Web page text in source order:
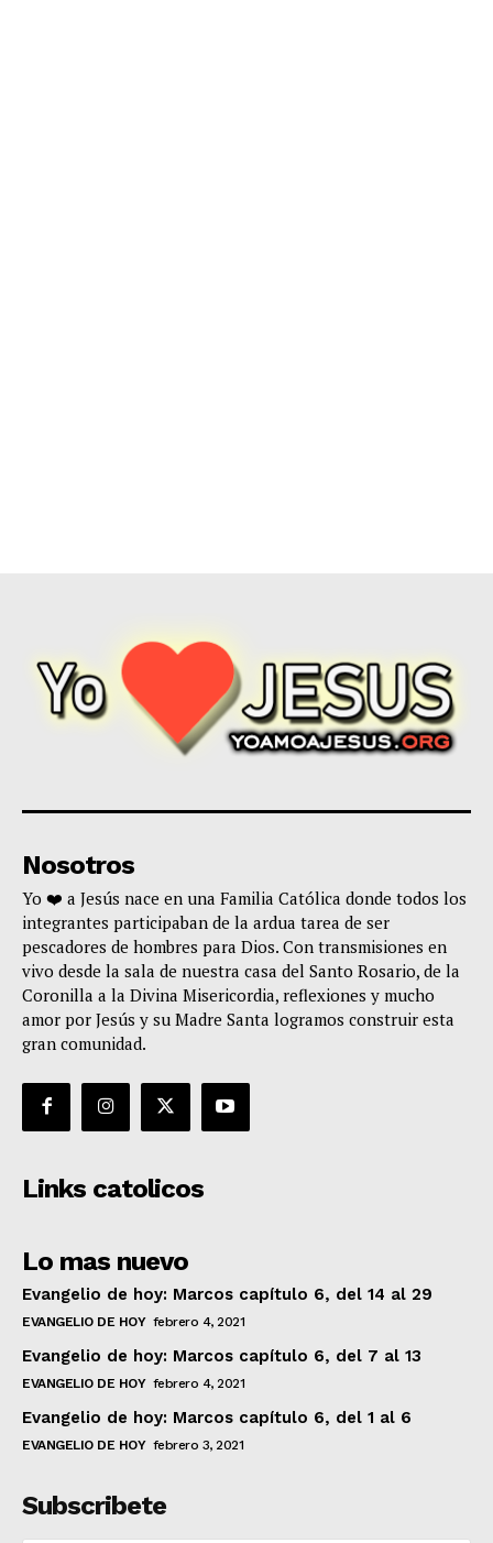
Nosotros
Yo ❤️ a Jesús nace en una Familia Católica donde todos los
integrantes participaban de la ardua tarea de ser
pescadores de hombres para Dios. Con transmisiones en
vivo desde la sala de nuestra casa del Santo Rosario, de la
Coronilla a la Divina Misericordia, reflexiones y mucho
amor por Jesús y su Madre Santa logramos construir esta
gran comunidad.
Links catolicos
Lo mas nuevo
Evangelio de hoy: Marcos capítulo 6, del 14 al 29
EVANGELIO DE HOY febrero 4, 2021
Evangelio de hoy: Marcos capítulo 6, del 7 al 13
EVANGELIO DE HOY febrero 4, 2021
Evangelio de hoy: Marcos capítulo 6, del 1 al 6
EVANGELIO DE HOY febrero 3, 2021
Subscribete